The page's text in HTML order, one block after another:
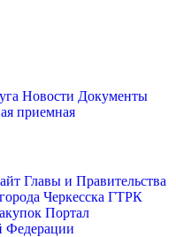
Новости Документы
приемная
Главы и Правительства
Черкесска ГТРК
Портал
Федерации